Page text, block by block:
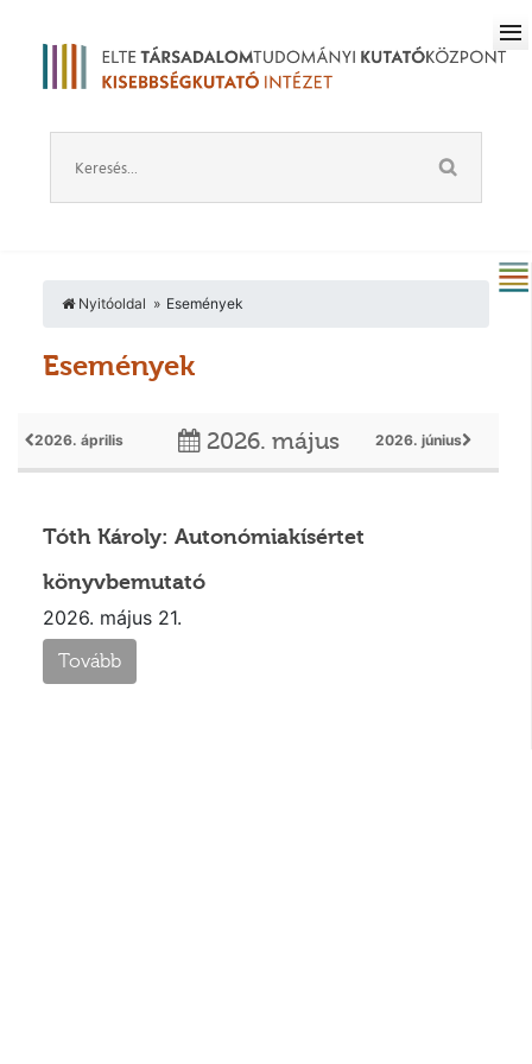
Nyitóoldal Események
Események
2026. április 2026. május 2026. június
Tóth Károly: Autonómiakísértet
könyvbemutató
2026. május 21.
Tovább